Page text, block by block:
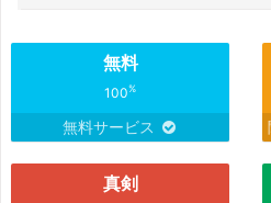
無料
100%
無料サービス
真剣